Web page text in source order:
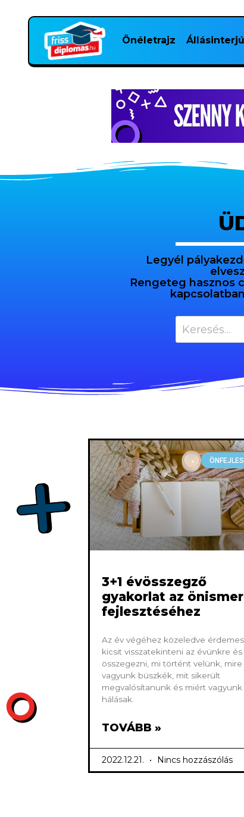
Önéletrajz Állásinterjú
Legyél
Rengeteg hasznos
3+1 évösszegző
gyakorlat az
fejlesztéséhez
Az év végéhez közeledve
kicsit visszatekinteni az évünkre és
összegezni, mi történt velünk, mire
vagyunk büszkék, mit sikerült
megvalósítanunk és miért vagyunk
hálásak.
TOVÁBB »
2022.12.21. Nincs hozzászólás